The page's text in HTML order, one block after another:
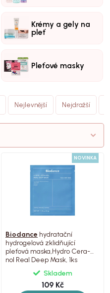
Krémy a gely na
pleť
Pleťové masky
Nejlevnější Nejdražší
NOVINKA
Biodance hydratační
hydrogelová zklidňující
pleťová maska,Hydro Cera-
nol Real Deep Mask, 1ks
Skladem
109 Kč